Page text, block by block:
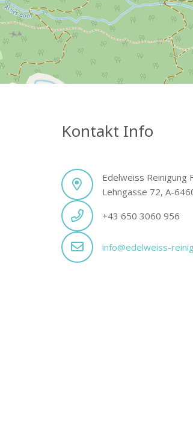
Kontakt Info
Edelweiss Reinigung
Lehngasse 72, A-
+43 650 3060 956
info@edelweiss-